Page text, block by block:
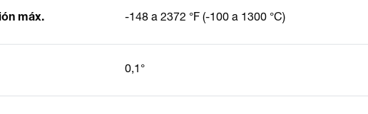
máx. -148 a 2372 °F (-100 a 1300 °C)
0,1°